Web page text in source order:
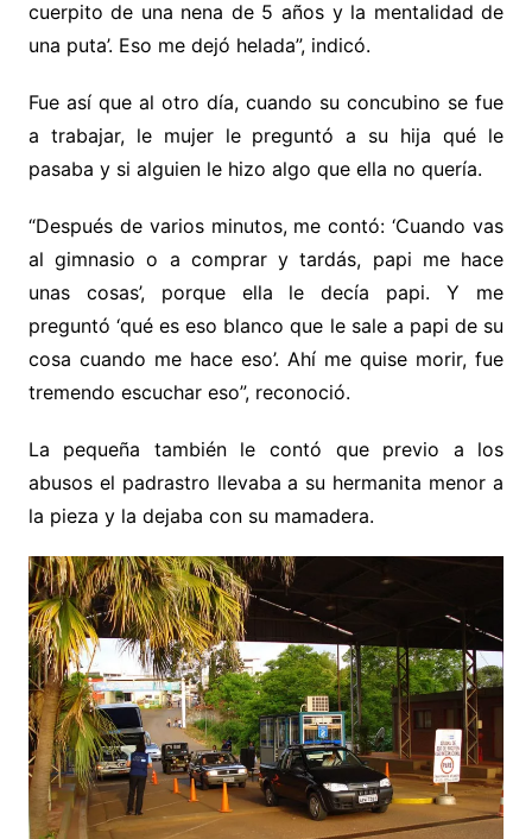
cuerpito de una nena de 5 años y la mentalidad de
una puta’. Eso me dejó helada”, indicó.
Fue así que al otro día, cuando su concubino se fue
a trabajar, le mujer le preguntó a su hija qué le
pasaba y si alguien le hizo algo que ella no quería.
“Después de varios minutos, me contó: ‘Cuando vas
al gimnasio o a comprar y tardás, papi me hace
unas cosas’, porque ella le decía papi. Y me
preguntó ‘qué es eso blanco que le sale a papi de su
cosa cuando me hace eso’. Ahí me quise morir, fue
tremendo escuchar eso”, reconoció.
La pequeña también le contó que previo a los
abusos el padrastro llevaba a su hermanita menor a
la pieza y la dejaba con su mamadera.